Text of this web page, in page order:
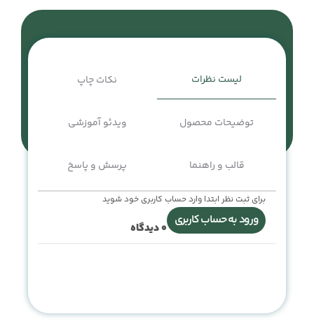
لیست نظرات نکات چاپ
توضیحات محصول ویدئو آموزشی
قالب و راهنما پرسش و پاسخ
برای ثبت نظر ابتدا وارد حساب کاربری خود شوید
ورود به حساب کاربری 0دیدگاه